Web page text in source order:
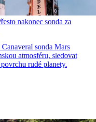
nakonec sonda za
sonda Mars
atmosféru, sledovat
rudé planety.